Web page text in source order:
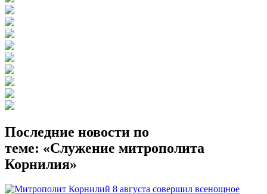
Последние новости по
теме: «Служение митрополита
Корнилия»